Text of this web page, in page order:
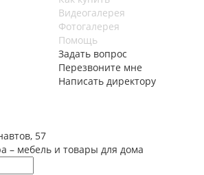
Видеогалерея
Фотогалерея
Помощь
Задать вопрос
Перезвоните мне
Написать директору
57
– мебель и товары для дома